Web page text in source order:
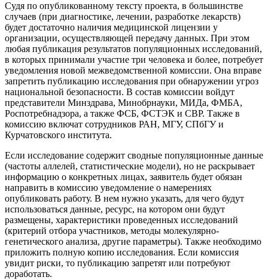
Судя по опубликованному тексту проекта, в большинстве
случаев (при диагностике, лечении, разработке лекарств)
будет достаточно наличия медицинской лицензии у
организации, осуществляющей передачу данных. При этом
любая публикация результатов популяционных исследований,
в которых принимали участие три человека и более, потребует
уведомления новой межведомственной комиссии. Она вправе
запретить публикацию исследования при обнаружении угроз
национальной безопасности. В состав комиссии войдут
представители Минздрава, Минобрнауки, МИДа, ФМБА,
Роспотребнадзора, а также ФСБ, ФСТЭК и СВР. Также в
комиссию включат сотрудников РАН, МГУ, СПбГУ и
Курчатовского института.
Если исследование содержит сводные популяционные данные
(частоты аллелей, статистические модели), но не раскрывает
информацию о конкретных лицах, заявитель будет обязан
направить в комиссию уведомление о намерениях
опубликовать работу. В нем нужно указать, для чего будут
использоваться данные, ресурс, на котором они будут
размещены, характеристики проведенных исследований
(критерий отбора участников, методы молекулярно-
генетического анализа, другие параметры). Также необходимо
приложить полную копию исследования. Если комиссия
увидит риски, то публикацию запретят или потребуют
доработать.